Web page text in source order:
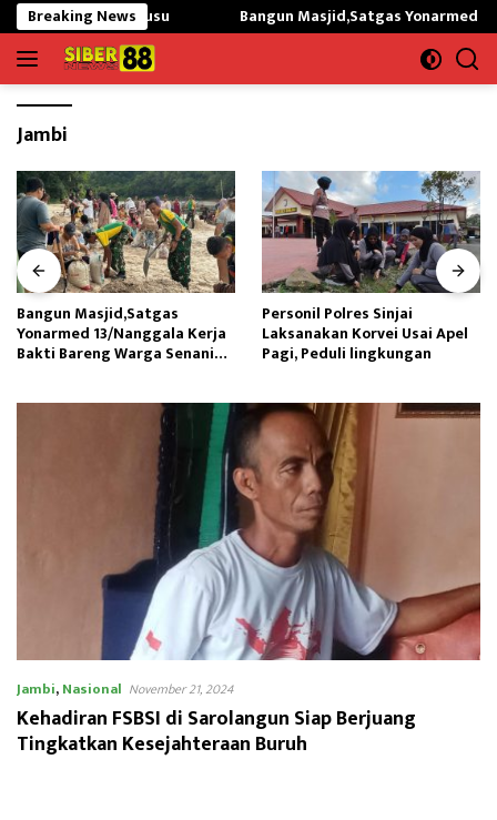
Langsung
ke
konten
Breaking News
Gunung Susu Bangun Masjid,Satgas Yonarmed 13/
Jambi
13/Nanggala Kerja
Warga Senaning
Personil Polres Sinjai
Laksanakan Korvei Usai Apel
Pagi, Peduli lingkungan
Jambi,Nasional November 21, 2024
Kehadiran FSBSI di Sarolangun Siap Berjuang
Tingkatkan Kesejahteraan Buruh